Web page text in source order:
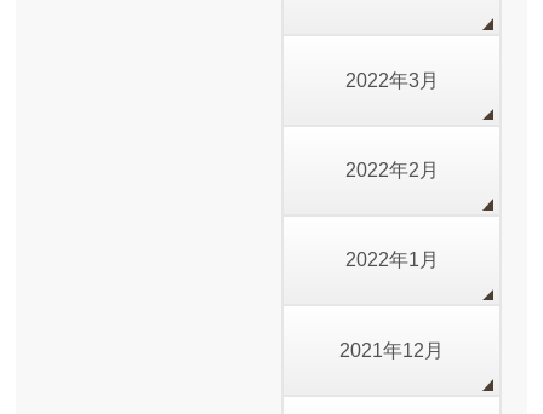
2022年3月
2022年2月
2022年1月
2021年12月